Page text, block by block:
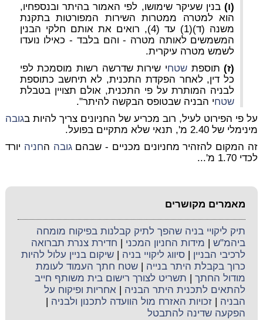
(ו) בנין שעיקר שימושו, לפי האמור בהיתר ובנספחיו,
הוא למטרה ממטרות השירות המפורטות בתקנת
משנה (ד)(1) עד (4), רואים את אותם חלקי הבנין
המשמשים לאותה מטרה - והם בלבד - כאילו נועדו
לשמש מטרה עיקרית.
(ז) תוספתשטחי שירות שדרשה רשות מוסמכת לפי
כל דין, לאחר הפקדת התכנית, לא תיחשב כתוספת
לבניה המותרת על פי התכנית, אולם תצויין בטבלת
שטחי הבניה שבטופס הבקשה להיתר".
על פי הפירוט לעיל, רוב מכריע של החניונים צריך להיות בגובה
מינימלי של 2.40 מ', תנאי שלא מתקיים בפועל.
זה המקום להזהיר מחניונים מכניים - שבהםגובה החניה יורד
לכדי 1.70 מ'...
מאמרים מקושרים
תיק ליקויי בניה שהפך לתיק קבלנות בפיקוח מומחה
ביהמ"ש
מידות החניון המכני
חדירת צנרת תברואה
לרכיבי הבניין |סיווג ליקויי בניה |שיקום בניין עלול להיות
כרוך בקבלת היתר בנייה |שטח חתך העמוד לעומת
מודול החתך
תשריט לצורך רישום בית משותף חייב
להתאים לתכנית היתר הבניה |אחריות ופיקוח על
הבניה |זכויות האזרח מול הוועדה לתכנון ולבניה
הפקעה שדינה להתבטל